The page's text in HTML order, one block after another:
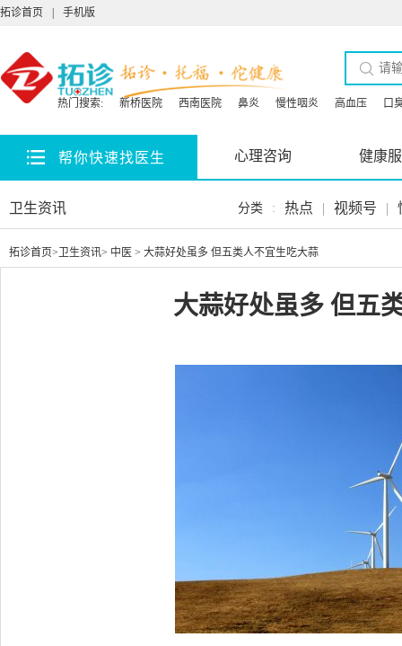
拓诊首页 手机版
热门搜索: 新桥医院 西南医院 鼻炎 慢性咽炎 高血压 口
帮你快速找医生 心理咨询 健康
卫生资讯 分类 : 热点 | 视频号 |
拓诊首页> 卫生资讯> 中医 > 大蒜好处虽多 但五类人不宜生吃大蒜
大蒜好处虽多 但五